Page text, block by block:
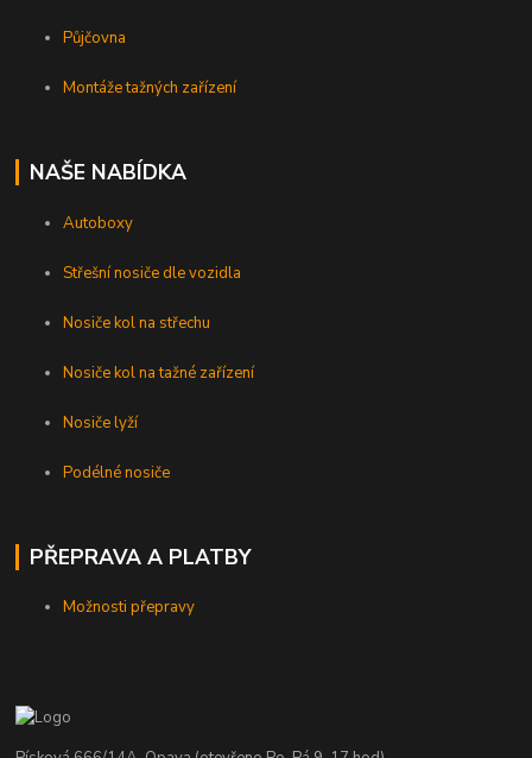
Půjčovna
Montáže tažných zařízení
NAŠE NABÍDKA
Autoboxy
Střešní nosiče dle vozidla
Nosiče kol na střechu
Nosiče kol na tažné zařízení
Nosiče lyží
Podélné nosiče
PŘEPRAVA A PLATBY
Možnosti přepravy